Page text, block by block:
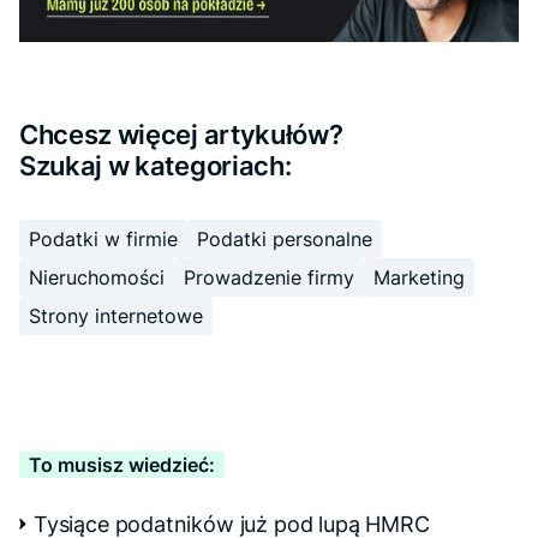
Chcesz więcej artykułów?
Szukaj w kategoriach:
Podatki w firmie
Podatki personalne
Nieruchomości
Prowadzenie firmy
Marketing
Strony internetowe
To musisz wiedzieć:
Tysiące podatników już pod lupą HMRC